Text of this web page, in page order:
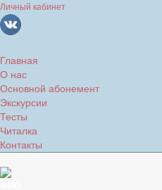
Личный кабинет
Главная
О нас
Основной абонемент
Экскурсии
Тесты
Читалка
Контакты